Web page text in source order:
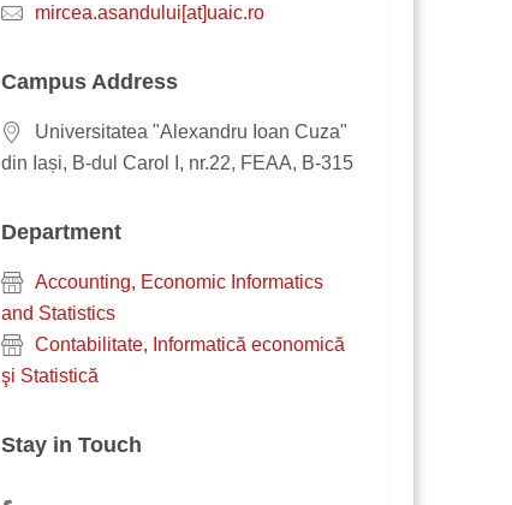
mircea.asandului[at]uaic.ro
Campus Address
Universitatea "Alexandru Ioan Cuza"
din Iași, B-dul Carol I, nr.22, FEAA, B-315
Department
Accounting, Economic Informatics
and Statistics
Contabilitate, Informatică economică
şi Statistică
Stay in Touch